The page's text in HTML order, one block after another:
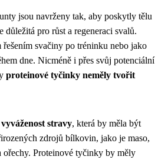
jsou navrženy tak, aby poskytly tělu
pro růst a regeneraci svalů.
svačiny po tréninku nebo jako
dne. Nicméně i přes svůj potenciální
proteinové tyčinky neměly tvořit
stravy, která by měla být
zdrojů bílkovin, jako je maso,
ořechy. Proteinové tyčinky by měly